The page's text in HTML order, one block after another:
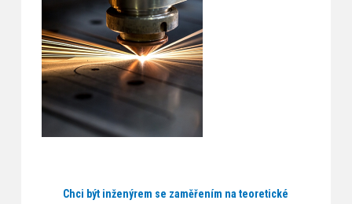
Chci být inženýrem se zaměřením na teoretické